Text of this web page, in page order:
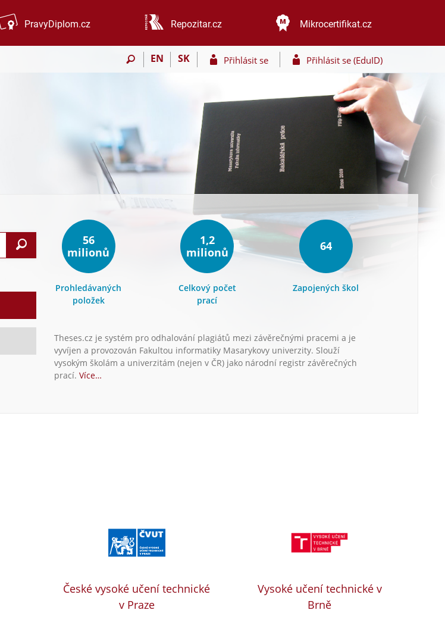
PravyDiplom.cz Repozitar.cz Mikrocertifikat.cz
EN SK Přihlásit se Přihlásit se (EduID)
Vyhledat56
milionů
Prohledávaných
položek
1,2
milionů
Celkový počet
prací
64
Zapojených škol
Theses.cz je systém pro odhalování plagiátů mezi závěrečnými pracemi a je
vyvíjen a provozován Fakultou informatiky Masarykovy univerzity. Slouží
vysokým školám a univerzitám (nejen v ČR) jako národní registr závěrečných
prací. Více…
České vysoké učení technické
v Praze
Vysoké učení technické v
Brně